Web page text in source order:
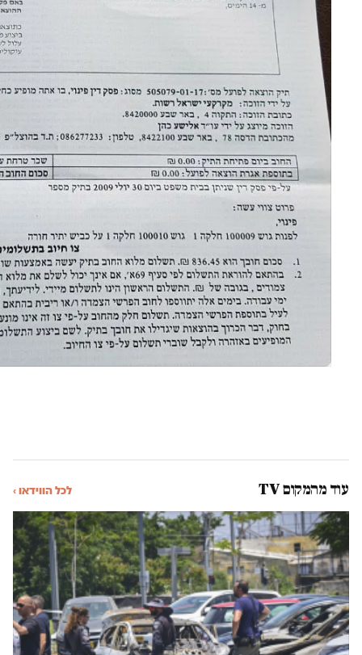
עוד מהמקום TV לכל הווידאו ›